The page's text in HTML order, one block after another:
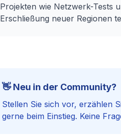
Projekten wie Netzwerk-Tests
Erschließung neuer Regionen
👋 Neu in der Community?
Stellen Sie sich vor, erzählen
gerne beim Einstieg. Keine